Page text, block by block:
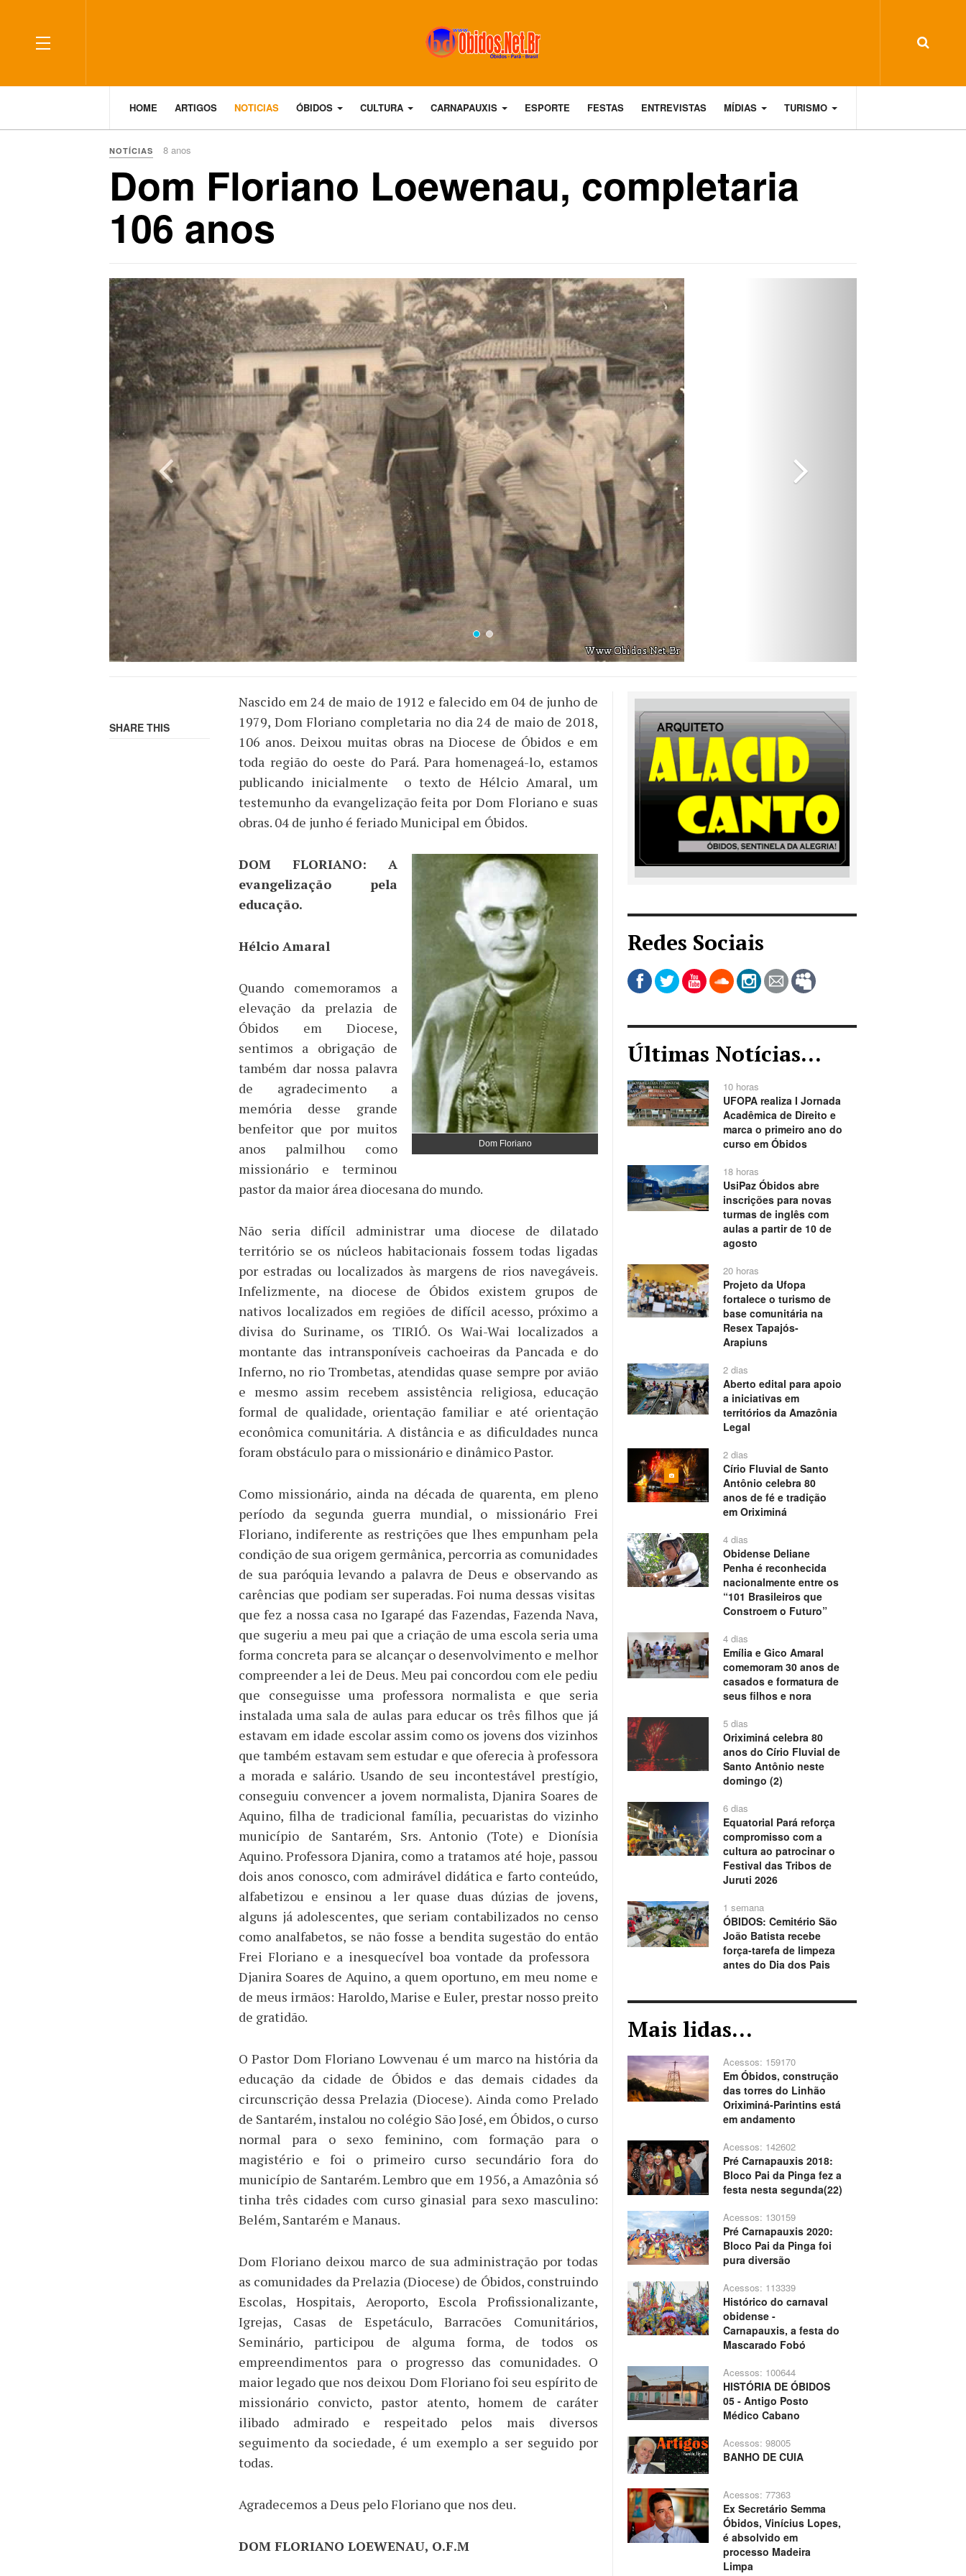
HOME ARTIGOS NOTICIAS ÓBIDOS CULTURA CARNAPAUXIS ESPORTE FESTAS ENTREVISTAS MÍDIAS TURISMO
NOTÍCIAS 8 anos
Dom Floriano Loewenau, completaria
106 anos
Dom Floriano com alunos do São Francisco
Previous
SHARE THIS
Nascido em 24 de maio de 1912 e falecido em 04 de junho de
1979, Dom Floriano completaria no dia 24 de maio de 2018,
106 anos. Deixou muitas obras na Diocese de Óbidos e em
toda região do oeste do Pará. Para homenageá-lo, estamos
publicando inicialmente o texto de Hélcio Amaral, um
testemunho da evangelização feita por Dom Floriano e suas
obras. 04 de junho é feriado Municipal em Óbidos.
Dom Floriano
DOM FLORIANO: A
evangelização pela
educação.
Hélcio Amaral
Quando comemoramos a
elevação da prelazia de
Óbidos em Diocese,
sentimos a obrigação de
também dar nossa palavra
de agradecimento a
memória desse grande
benfeitor que por muitos
anos palmilhou como
missionário e terminou
pastor da maior área diocesana do mundo.
Não seria difícil administrar uma diocese de dilatado
território se os núcleos habitacionais fossem todas ligadas
por estradas ou localizados às margens de rios navegáveis.
Infelizmente, na diocese de Óbidos existem grupos de
nativos localizados em regiões de difícil acesso, próximo a
divisa do Suriname, os TIRIÓ. Os Wai-Wai localizados a
montante das intransponíveis cachoeiras da Pancada e do
Inferno, no rio Trombetas, atendidas quase sempre por avião
e mesmo assim recebem assistência religiosa, educação
formal de qualidade, orientação familiar e até orientação
econômica comunitária. A distância e as dificuldades nunca
foram obstáculo para o missionário e dinâmico Pastor.
Como missionário, ainda na década de quarenta, em pleno
período da segunda guerra mundial, o missionário Frei
Floriano, indiferente as restrições que lhes empunham pela
condição de sua origem germânica, percorria as comunidades
de sua paróquia levando a palavra de Deus e observando as
carências que podiam ser superadas. Foi numa dessas visitas
que fez a nossa casa no Igarapé das Fazendas, Fazenda Nava,
que sugeriu a meu pai que a criação de uma escola seria uma
forma concreta para se alcançar o desenvolvimento e melhor
compreender a lei de Deus. Meu pai concordou com ele pediu
que conseguisse uma professora normalista e que seria
instalada uma sala de aulas para educar os três filhos que já
estavam em idade escolar assim como os jovens dos vizinhos
que também estavam sem estudar e que oferecia à professora
a morada e salário. Usando de seu incontestável prestígio,
conseguiu convencer a jovem normalista, Djanira Soares de
Aquino, filha de tradicional família, pecuaristas do vizinho
município de Santarém, Srs. Antonio (Tote) e Dionísia
Aquino. Professora Djanira, como a tratamos até hoje, passou
dois anos conosco, com admirável didática e farto conteúdo,
alfabetizou e ensinou a ler quase duas dúzias de jovens,
alguns já adolescentes, que seriam contabilizados no censo
como analfabetos, se não fosse a bendita sugestão do então
Frei Floriano e a inesquecível boa vontade da professora
Djanira Soares de Aquino, a quem oportuno, em meu nome e
de meus irmãos: Haroldo, Marise e Euler, prestar nosso preito
de gratidão.
O Pastor Dom Floriano Lowvenau é um marco na história da
educação da cidade de Óbidos e das demais cidades da
circunscrição dessa Prelazia (Diocese). Ainda como Prelado
de Santarém, instalou no colégio São José, em Óbidos, o curso
normal para o sexo feminino, com formação para o
magistério e foi o primeiro curso secundário fora do
município de Santarém. Lembro que em 1956, a Amazônia só
tinha três cidades com curso ginasial para sexo masculino:
Belém, Santarém e Manaus.
Dom Floriano deixou marco de sua administração por todas
as comunidades da Prelazia (Diocese) de Óbidos, construindo
Escolas, Hospitais, Aeroporto, Escola Profissionalizante,
Igrejas, Casas de Espetáculo, Barracões Comunitários,
Seminário, participou de alguma forma, de todos os
empreendimentos para o progresso das comunidades. O
maior legado que nos deixou Dom Floriano foi seu espírito de
missionário convicto, pastor atento, homem de caráter
ilibado admirado e respeitado pelos mais diversos
seguimento da sociedade, é um exemplo a ser seguido por
todas.
Agradecemos a Deus pelo Floriano que nos deu.
DOM FLORIANO LOEWENAU, O.F.M
Redes Sociais
Últimas Notícias...
10 horas
UFOPA realiza I Jornada
Acadêmica de Direito e
marca o primeiro ano do
curso em Óbidos
18 horas
UsiPaz Óbidos abre
inscrições para novas
turmas de inglês com
aulas a partir de 10 de
agosto
20 horas
Projeto da Ufopa
fortalece o turismo de
base comunitária na
Resex Tapajós-
Arapiuns
2 dias
Aberto edital para apoio
a iniciativas em
territórios da Amazônia
Legal
2 dias
Círio Fluvial de Santo
Antônio celebra 80
anos de fé e tradição
em Oriximiná
4 dias
Obidense Deliane
Penha é reconhecida
nacionalmente entre os
“101 Brasileiros que
Constroem o Futuro”
4 dias
Emília e Gico Amaral
comemoram 30 anos de
casados e formatura de
seus filhos e nora
5 dias
Oriximiná celebra 80
anos do Círio Fluvial de
Santo Antônio neste
domingo (2)
6 dias
Equatorial Pará reforça
compromisso com a
cultura ao patrocinar o
Festival das Tribos de
Juruti 2026
1 semana
ÓBIDOS: Cemitério São
João Batista recebe
força-tarefa de limpeza
antes do Dia dos Pais
Mais lidas...
Acessos: 159170
Em Óbidos, construção
das torres do Linhão
Oriximiná-Parintins está
em andamento
Acessos: 142602
Pré Carnapauxis 2018:
Bloco Pai da Pinga fez a
festa nesta segunda(22)
Acessos: 130159
Pré Carnapauxis 2020:
Bloco Pai da Pinga foi
pura diversão
Acessos: 113339
Histórico do carnaval
obidense -
Carnapauxis, a festa do
Mascarado Fobó
Acessos: 100644
HISTÓRIA DE ÓBIDOS
05 - Antigo Posto
Médico Cabano
Acessos: 98005
BANHO DE CUIA
Acessos: 77363
Ex Secretário Semma
Óbidos, Vinícius Lopes,
é absolvido em
processo Madeira
Limpa